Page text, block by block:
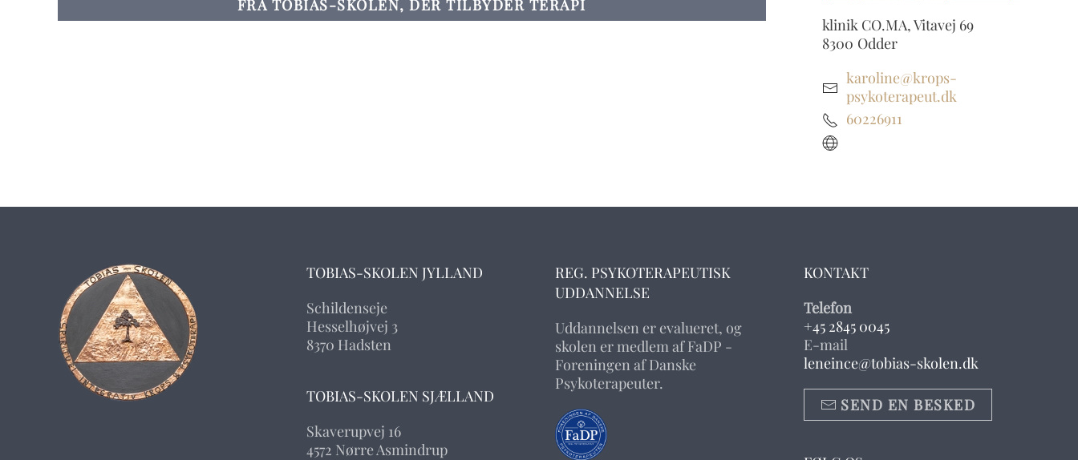
FRA TOBIAS-SKOLEN, DER TILBYDER TERAPI
klinik CO.MA, Vitavej 69
8300 Odder
karoline@krops-
psykoterapeut.dk
60226911
TOBIAS-SKOLEN JYLLAND
Schildenseje
Hesselhøjvej 3
8370 Hadsten
TOBIAS-SKOLEN SJÆLLAND
Skaverupvej 16
4572 Nørre Asmindrup
REG. PSYKOTERAPEUTISK
UDDANNELSE
Uddannelsen er evalueret, og
skolen er medlem af FaDP -
Foreningen af Danske
Psykoterapeuter.
KONTAKT
Telefon
+45 2845 0045
E-mail
leneince@tobias-skolen.dk
SEND EN BESKED